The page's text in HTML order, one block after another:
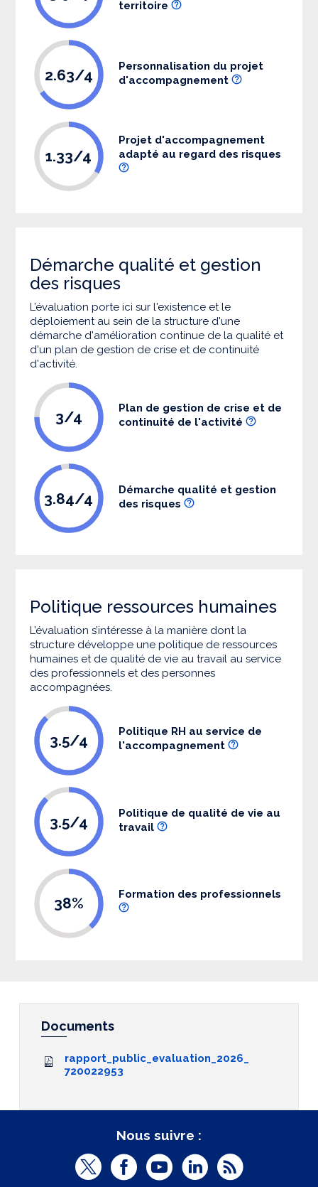
territoire
2.63/4
Personnalisation du projet
d'accompagnement
1.33/4
Projet d'accompagnement
adapté au regard des risques
Démarche qualité et gestion
des risques
L’évaluation porte ici sur l'existence et le
déploiement au sein de la structure d'une
démarche d'amélioration continue de la qualité et
d'un plan de gestion de crise et de continuité
d'activité.
3/4
Plan de gestion de crise et de
continuité de l'activité
3.84/4
Démarche qualité et gestion
des risques
Politique ressources humaines
L’évaluation s’intéresse à la manière dont la
structure développe une politique de ressources
humaines et de qualité de vie au travail au service
des professionnels et des personnes
accompagnées.
3.5/4
Politique RH au service de
l'accompagnement
3.5/4
Politique de qualité de vie au
travail
38% Formation des professionnels
Documents
rapport_public_evaluation_2026_
720022953
Nous suivre :
T
F
Y
L
R